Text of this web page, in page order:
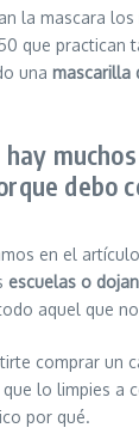
la mascara
que practican
una mascarilla
debo
en el
escuelas o
aquel que
comprar un
lo limpies a
por qué.